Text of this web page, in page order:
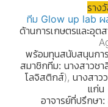
ราง
ทีม Glow up lab ผ
ด้านการเกษตรและอุต
พร้อมทุนสนับสนุนกา
สมาชิกทีม: นางสาวชา
โลจิสติกส์), นางสาว
แก่น
อาจารย์ที่ปรึกษา: